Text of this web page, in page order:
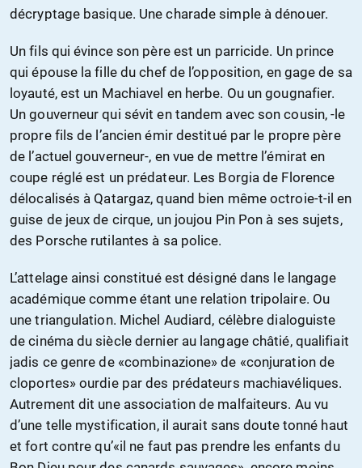
décryptage basique. Une charade simple à dénouer.
Un fils qui évince son père est un parricide. Un prince
qui épouse la fille du chef de l’opposition, en gage de sa
loyauté, est un Machiavel en herbe. Ou un gougnafier.
Un gouverneur qui sévit en tandem avec son cousin, -le
propre fils de l’ancien émir destitué par le propre père
de l’actuel gouverneur-, en vue de mettre l’émirat en
coupe réglé est un prédateur. Les Borgia de Florence
délocalisés à Qatargaz, quand bien même octroie-t-il en
guise de jeux de cirque, un joujou Pin Pon à ses sujets,
des Porsche rutilantes à sa police.
L’attelage ainsi constitué est désigné dans le langage
académique comme étant une relation tripolaire. Ou
une triangulation. Michel Audiard, célèbre dialoguiste
de cinéma du siècle dernier au langage châtié, qualifiait
jadis ce genre de «combinazione» de «conjuration de
cloportes» ourdie par des prédateurs machiavéliques.
Autrement dit une association de malfaiteurs. Au vu
d’une telle mystification, il aurait sans doute tonné haut
et fort contre qu’«il ne faut pas prendre les enfants du